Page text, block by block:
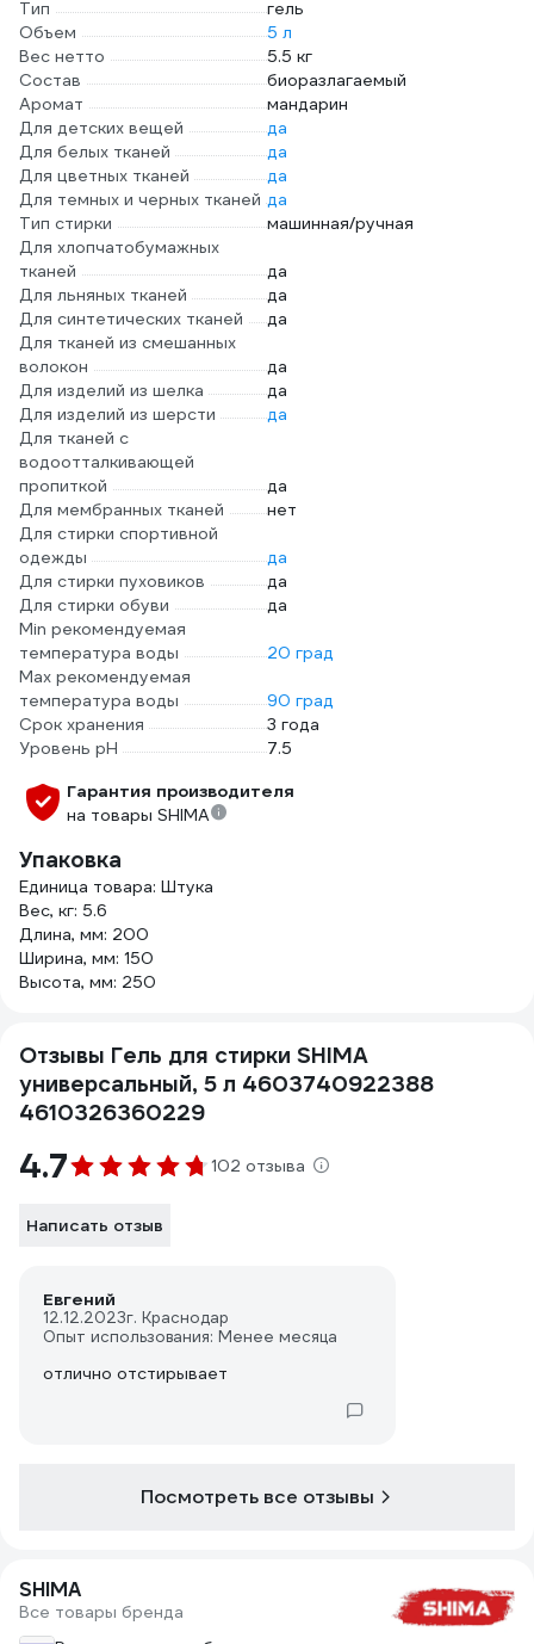
Тип
гель
Объем
5 л
Вес нетто
5.5 кг
Состав
биоразлагаемый
Аромат
мандарин
Для детских вещей
да
Для белых тканей
да
Для цветных тканей
да
Для темных и черных тканей да
Тип стирки
машинная/ручная
Для хлопчатобумажных
тканей
да
Для льняных тканей
да
Для синтетических тканей
да
Для тканей из смешанных
волокон
да
Для изделий из шелка
да
Для изделий из шерсти
да
Для тканей с
водоотталкивающей
пропиткой
да
Для мембранных тканей
нет
Для стирки спортивной
одежды
да
Для стирки пуховиков
да
Для стирки обуви
да
Min рекомендуемая
температура воды
20 град
Мах рекомендуемая
температура воды
90 град
Срок хранения
3 года
Уровень рН
7.5
Гарантия производителя
на товары SHIMA
Упаковка
Единица товара: Штука
Вес, кг: 5.6
Длина, мм: 200
Ширина, мм: 150
Высота, мм: 250
Отзывы Гель для стирки SHIMA
универсальный, 5 л 4603740922388
4610326360229
4.7 102 отзыва
Написать отзыв
Евгений
12.12.2023г. Краснодар
Опыт использования: Менее месяца
отлично отстирывает
Посмотреть все отзывы
SHIMA
Все товары бренда